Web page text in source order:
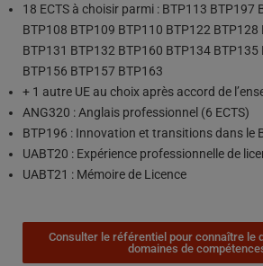
18 ECTS à choisir parmi : BTP113 BTP197
BTP108 BTP109 BTP110 BTP122 BTP128
BTP131 BTP132 BTP160 BTP134 BTP135
BTP156 BTP157 BTP163
+ 1 autre UE au choix après accord de
ANG320 : Anglais professionnel (6 ECTS)
BTP196 : Innovation et transitions dans le
UABT20 : Expérience professionnelle de
UABT21 : Mémoire de Licence
Consulter le référentiel pour connaître le
domaines de